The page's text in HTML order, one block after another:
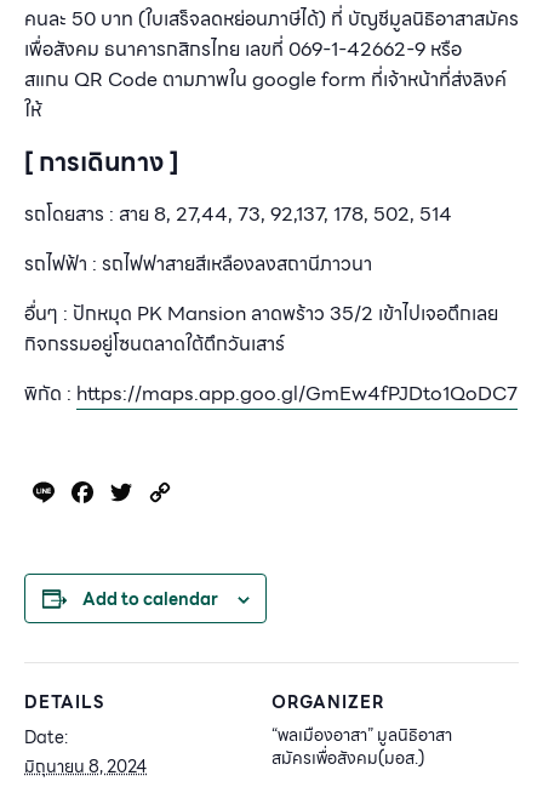
คนละ 50 บาท (ใบเสร็จลดหย่อนภาษีได้) ที่ บัญชีมูลนิธิอาสาสมัคร
เพื่อสังคม ธนาคารกสิกรไทย เลขที่ 069-1-42662-9 หรือ
สแกน QR Code ตามภาพใน google form ที่เจ้าหน้าที่ส่งลิงค์
ให้
[ การเดินทาง ]
รถโดยสาร : สาย 8, 27,44, 73, 92,137, 178, 502, 514
รถไฟฟ้า : รถไฟฟาสายสีเหลืองลงสถานีภาวนา
อื่นๆ : ปักหมุด PK Mansion ลาดพร้าว 35/2 เข้าไปเจอตึกเลย
กิจกรรมอยู่โซนตลาดใต้ตึกวันเสาร์
พิกัด : https://maps.app.goo.gl/GmEw4fPJDto1QoDC7
Line Facebook
Twitter
Add to calendar
DETAILS
Date:
มิถุนายน 8, 2024
ORGANIZER
“พลเมืองอาสา” มูลนิธิอาสา
สมัครเพื่อสังคม(มอส.)